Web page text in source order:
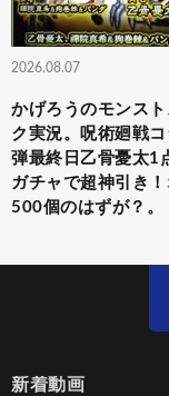
2026.08.07
かげろうのモンスト
ク実況。呪術廻戦
弾最終日乙骨憂太1
ガチャで超神引き
500個のはずが？。
新着動画